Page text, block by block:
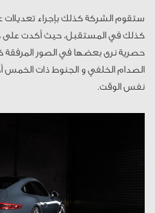
ستقوم الشركة كذلك بإجراء تعديلات
حصرية نرى بعضها في الصور المرفقة
الصدام الخلفي و الجنوط ذات الخمس
نفس الوقت.